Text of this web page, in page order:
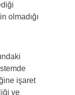
olmadığı
işaret
ve